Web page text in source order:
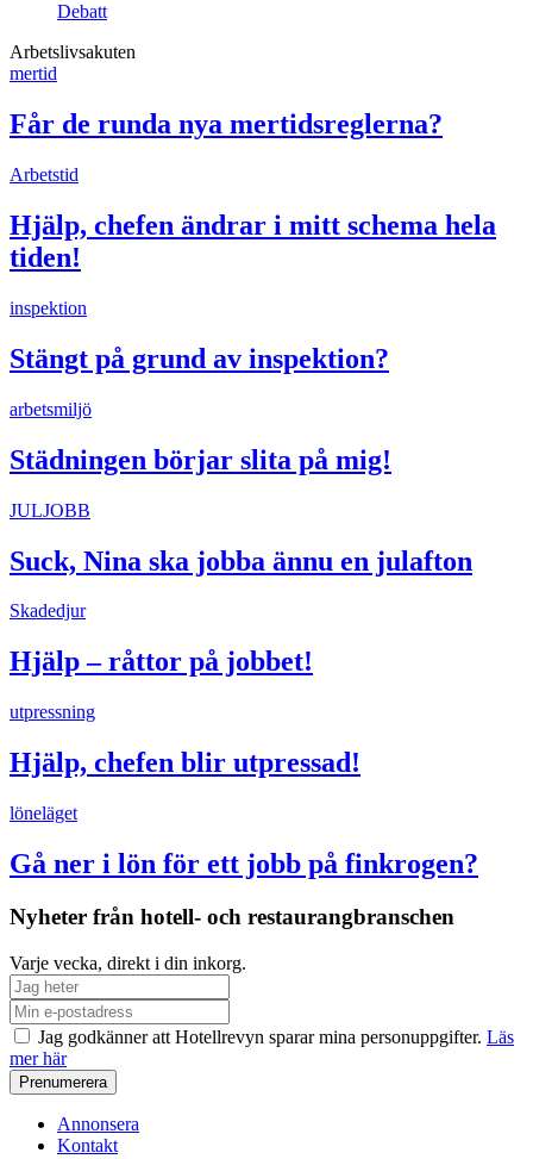
Debatt
Arbetslivsakuten
mertid
Får de runda nya mertidsreglerna?
Arbetstid
Hjälp, chefen ändrar i mitt schema hela
tiden!
inspektion
Stängt på grund av inspektion?
arbetsmiljö
Städningen börjar slita på mig!
JULJOBB
Suck, Nina ska jobba ännu en julafton
Skadedjur
Hjälp – råttor på jobbet!
utpressning
Hjälp, chefen blir utpressad!
löneläget
Gå ner i lön för ett jobb på finkrogen?
Nyheter från hotell- och restaurangbranschen
Varje vecka, direkt i din inkorg.
Jag godkänner att Hotellrevyn sparar mina personuppgifter. Läs
mer här
Annonsera
Kontakt